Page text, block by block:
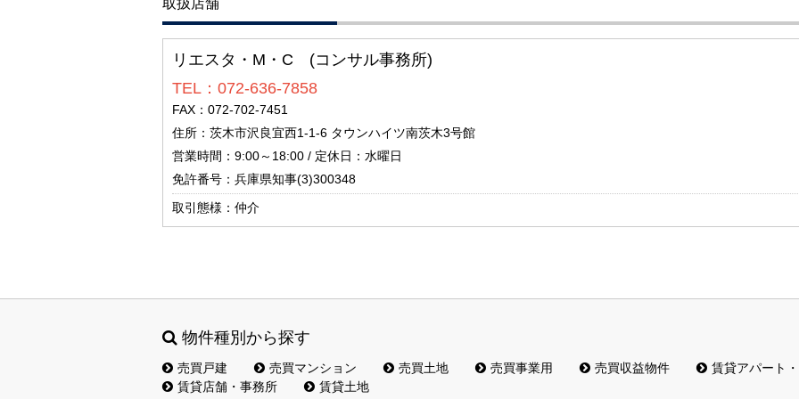
取扱店舗
リエスタ・M・C (コンサル事務所)
TEL：072-636-7858
FAX：072-702-7451
住所：茨木市沢良宜西1-1-6 タウンハイツ南茨木3号館
営業時間：9:00～18:00 / 定休日：水曜日
免許番号：兵庫県知事(3)300348
取引態様：仲介
物件種別から探す
売買戸建 売買マンション 売買土地 売買事業用 売買収益物件
賃貸アパート
賃貸店舗・事務所
賃貸土地